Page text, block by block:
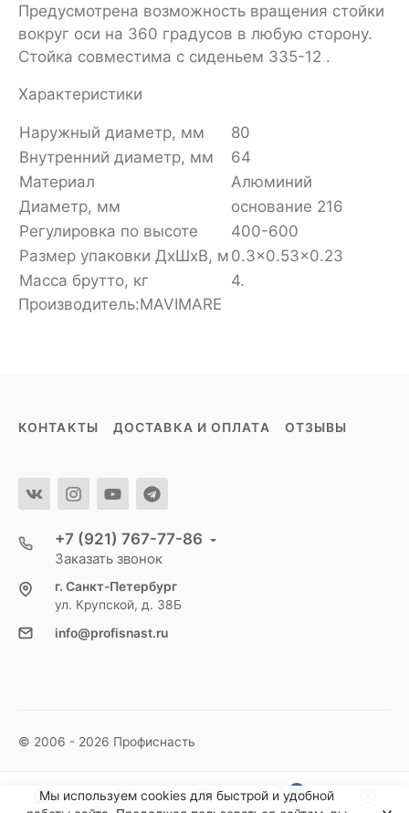
Предусмотрена возможность вращения стойки
вокруг оси на 360 градусов в любую сторону.
Стойка совместима с сиденьем 335-12 .
Характеристики
Наружный диаметр, мм
80
Внутренний диаметр, мм
64
Материал
Алюминий
Диаметр, мм
основание 216
Регулировка по высоте
400-600
Размер упаковки ДхШхВ, м 0.3x0.53x0.23
Масса брутто, кг
4.
Производитель:MAVIMARE
КОНТАКТЫ ДОСТАВКА И ОПЛАТА ОТЗЫВЫ
+7 (921) 767-77-86
Заказать звонок
г. Санкт-Петербург
ул. Крупской, д. 38Б
info@profisnast.ru
© 2006 - 2026 Профиснасть
Мы используем cookies для быстрой и удобной
0